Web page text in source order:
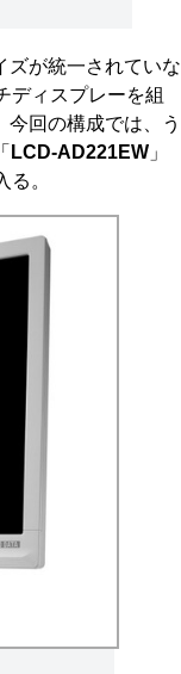
が統一されていな
ディスプレーを組
回の構成では、う
LCD-AD221EW 」
。